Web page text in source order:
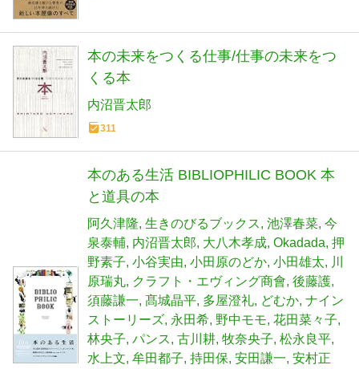
本の未来をつくる仕事/仕事の未来をつ
くる本
内沼晋太郎
311
本のある生活 BIBLIOPHILIC BOOK 本
と道具の本
阿久津隆 生きのびるブックス 池澤春菜 今
泉泰輔 内沼晋太郎 大八木孝成 Okadada 押
野素子 小谷実由 小田原のどか 小田雄太
川
原瑞丸 クラフト・エヴィング商會 後藤護
須藤謙一 髙城晶平 多屋澄礼 どむか ナイン
ストーリーズ 永田希 野中モモ 花田菜々子
林央子 パンス 古川耕 牧奈央子 松永良平
水上文 牟田都子 持田保 安田謙一 安村正